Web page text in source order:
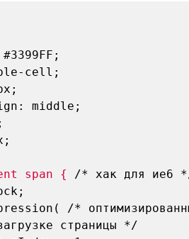
cell;
middle;
span {
/* хак для ие6
/*
страницы */